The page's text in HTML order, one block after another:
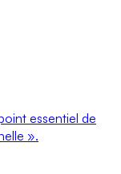
essentiel de
».